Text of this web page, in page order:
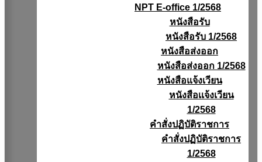
NPT E-office 1/2568
หนังสือรับ
หนังสือรับ 1/2568
หนังสือส่งออก
หนังสือส่งออก 1/2568
หนังสือแจ้งเวียน
หนังสือเเจ้งเวียน
1/2568
คำสั่งปฏิบัติราชการ
คำสั่งปฏิบัติราชการ
1/2568